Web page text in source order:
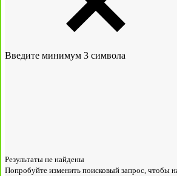
Введите минимум 3 символа
Результаты не найдены
Попробуйте изменить поисковый запрос, чтобы